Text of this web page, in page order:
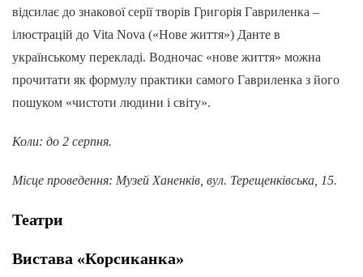
відсилає до знакової серії творів Григорія Гавриленка –
ілюстрацій до Vita Nova («Нове життя») Данте в
українському перекладі. Водночас «нове життя» можна
прочитати як формулу практики самого Гавриленка з його
пошуком «чистоти людини і світу».
Коли: до 2 серпня.
Місце проведення: Музей Ханенків, вул. Терещенківська, 15.
Театри
Вистава «Корсиканка»